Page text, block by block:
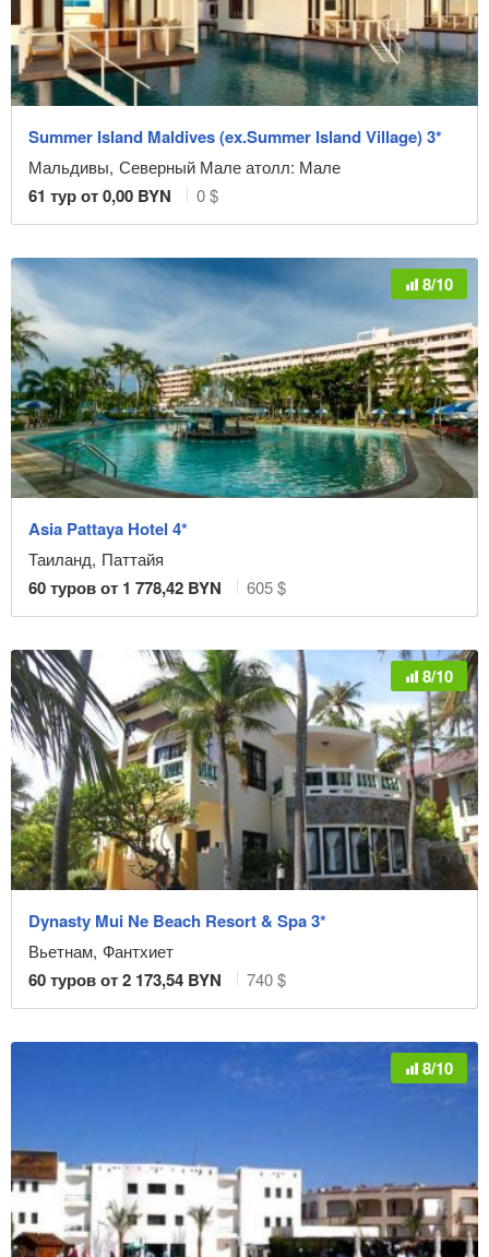
Summer Island Maldives (ex.Summer Island Village) 3*
Мальдивы, Северный Мале атолл: Мале
61 тур от0,00 BYN 0 $
8/10
Asia Pattaya Hotel 4*
Таиланд, Паттайя
60туров от 1 778,42 BYN 605 $
8/10
Dynasty Mui Ne Beach Resort & Spa 3*
Вьетнам, Фантхиет
60туров от2 173,54 BYN 740 $
8/10